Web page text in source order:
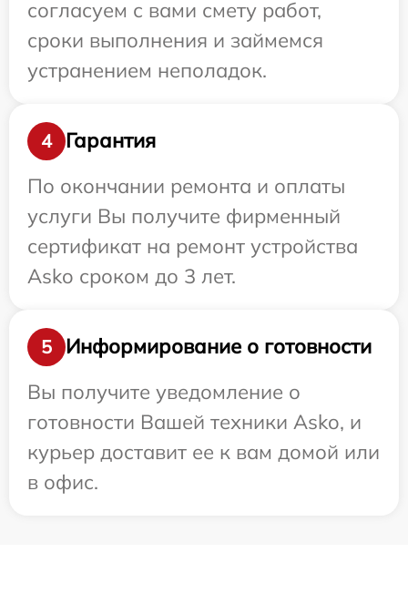
согласуем с вами смету работ,
сроки выполнения и займемся
устранением неполадок.
4
Гарантия
По окончании ремонта и оплаты
услуги Вы получите фирменный
сертификат на ремонт устройства
Asko сроком до 3 лет.
5
Информирование о готовности
Вы получите уведомление о
готовности Вашей техники Asko, и
курьер доставит ее к вам домой или
в офис.